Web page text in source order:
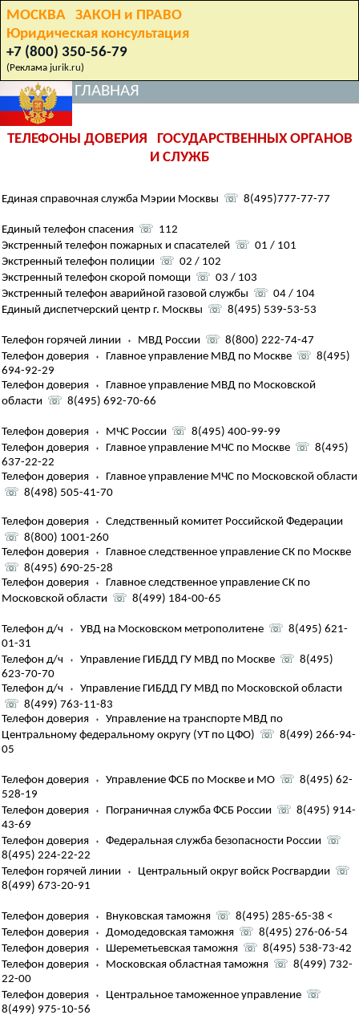
МОСКВА ЗАКОН и ПРАВО
Юридическая консультация
+7 (800) 350-56-79
(Реклама jurik.ru)
ГЛАВНАЯ
ТЕЛЕФОНЫ ДОВЕРИЯ ГОСУДАРСТВЕННЫХ ОРГАНОВ
И СЛУЖБ
Единая справочная служба Мэрии Москвы ☏ 8(495)777-77-77
Единый телефон спасения ☏ 112
Экстренный телефон пожарных и спасателей ☏ 01 / 101
Экстренный телефон полиции ☏ 02 / 102
Экстренный телефон скорой помощи ☏ 03 / 103
Экстренный телефон аварийной газовой службы ☏ 04 / 104
Единый диспетчерский центр г. Москвы ☏ 8(495) 539-53-53
Телефон горячей линии ⬪ МВД России ☏ 8(800) 222-74-47
Телефон доверия ⬪ Главное управление МВД по Москве ☏ 8(495)
694-92-29
Телефон доверия ⬪
Главное управление МВД по Московской
области ☏ 8(495) 692-70-66
Телефон доверия ⬪ МЧС России ☏ 8(495) 400-99-99
Телефон доверия ⬪ Главное управление МЧС по Москве ☏ 8(495)
637-22-22
Телефон доверия ⬪
Главное управление МЧС по Московской области
☏ 8(498) 505-41-70
Телефон доверия ⬪ Следственный комитет Российской Федерации
☏ 8(800) 1001-260
Телефон доверия ⬪
Главное следственное управление СК по Москве
☏ 8(495) 690-25-28
Телефон доверия ⬪
Главное следственное управление СК по
Московской области ☏ 8(499) 184-00-65
Телефон д/ч ⬪ УВД на Московском метрополитене ☏ 8(495) 621-
01-31
Телефон д/ч
⬪ Управление ГИБДД ГУ МВД по Москве ☏ 8(495)
623-70-70
Телефон д/ч
⬪ Управление ГИБДД ГУ МВД по Московской области
☏ 8(499) 763-11-83
Телефон доверия ⬪ Управление на транспорте МВД по
Центральному федеральному округу (УТ по ЦФО) ☏ 8(499) 266-94-
05
Телефон доверия ⬪ Управление ФСБ по Москве и МО ☏ 8(495) 62-
528-19
Телефон доверия ⬪ Пограничная служба ФСБ России ☏ 8(495) 914-
43-69
Телефон доверия ⬪ Федеральная служба безопасности России ☏
8(495) 224-22-22
Телефон горячей линии ⬪ Центральный округ войск Росгвардии ☏
8(499) 673-20-91
Телефон доверия ⬪ Внуковская таможня ☏ 8(495) 285-65-38 <
Телефон доверия ⬪ Домодедовская таможня ☏ 8(495) 276-06-54
Телефон доверия ⬪ Шереметьевская таможня ☏ 8(495) 538-73-42
Телефон доверия ⬪ Московская областная таможня ☏ 8(499) 732-
22-00
Телефон доверия ⬪ Центральное таможенное управление ☏
8(499) 975-10-56